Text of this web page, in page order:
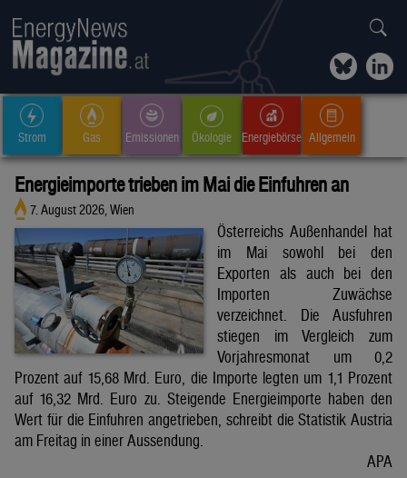
Strom Gas Emissionen Ökologie Energiebörse Allgemein
Energieimporte trieben im Mai die Einfuhren an
7. August 2026, Wien
Österreichs Außenhandel hat
im Mai sowohl bei den
Exporten als auch bei den
Importen Zuwächse
verzeichnet. Die Ausfuhren
stiegen im Vergleich zum
Vorjahresmonat um 0,2
Prozent auf 15,68 Mrd. Euro, die Importe legten um 1,1 Prozent
auf 16,32 Mrd. Euro zu. Steigende Energieimporte haben den
Wert für die Einfuhren angetrieben, schreibt die Statistik Austria
am Freitag in einer Aussendung.
APA